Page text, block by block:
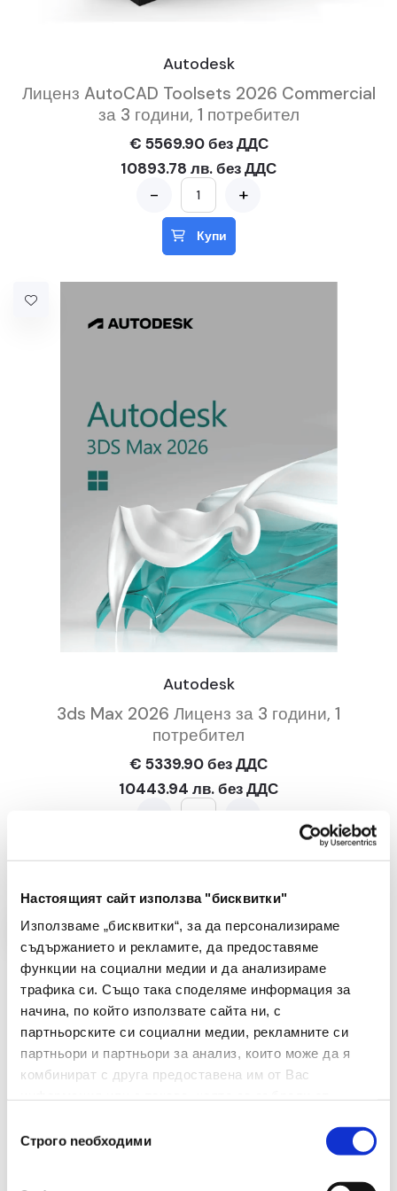
Настоящият сайт използва "бисквитки"
Използваме „бисквитки“, за да персонализираме
съдържанието и рекламите, да предоставяме
функции на социални медии и да анализираме
трафика си. Също така споделяме информация за
начина, по който използвате сайта ни, с
партньорските си социални медии, рекламните си
партньори и партньори за анализ, които може да я
комбинират с друга предоставена им от Вас
наСтрого nеобходими
Autodesk
Лиценз AutoCAD Toolsets 2026 Commercial
за 3 години, 1 потребител
€ 5569.90 без ДДС
10893.78 лв. без ДДС
- +
Купи
Autodesk
3ds Max 2026 Лиценз за 3 години, 1
потребител
€ 5339.90 без ДДС
10443.94 лв. без ДДС